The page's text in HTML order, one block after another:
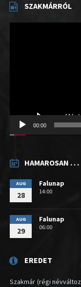
SZAKMÁRRÓL
00:00
HAMAROSAN . . .
AUG
28
Falunap
14:00
AUG
29
Falunap
06:00
EREDET
Szakmár (régi